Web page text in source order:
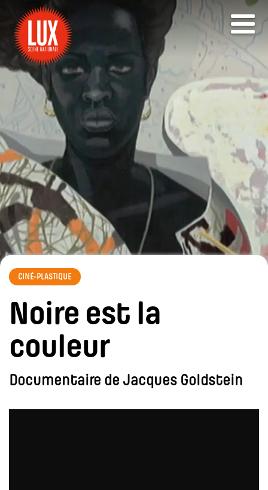
CINÉ-PLASTIQUE
Noire est la
couleur
Documentaire de Jacques Goldstein